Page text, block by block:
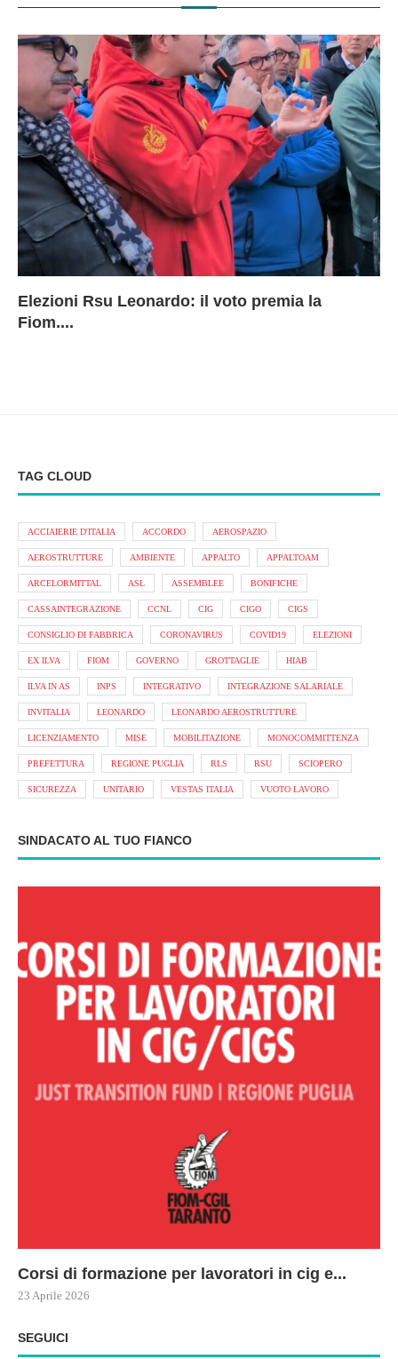
Elezioni Rsu Leonardo: il voto premia la
Fiom....
TAG CLOUD
ACCIAIERIE D'ITALIA ACCORDO AEROSPAZIO
AEROSTRUTTURE AMBIENTE APPALTO APPALTOAM
ARCELORMITTAL ASL ASSEMBLEE BONIFICHE
CASSAINTEGRAZIONE CCNL CIG CIGO CIGS
CONSIGLIO DI FABBRICA CORONAVIRUS COVID19 ELEZIONI
EX ILVA FIOM GOVERNO GROTTAGLIE HIAB
ILVA IN AS INPS INTEGRATIVO INTEGRAZIONE SALARIALE
INVITALIA LEONARDO LEONARDO AEROSTRUTTURE
LICENZIAMENTO MISE MOBILITAZIONE MONOCOMMITTENZA
PREFETTURA REGIONE PUGLIA RLS RSU SCIOPERO
SICUREZZA UNITARIO VESTAS ITALIA VUOTO LAVORO
SINDACATO AL TUO FIANCO
Corsi di formazione per lavoratori in cig e...
23 Aprile 2026
SEGUICI